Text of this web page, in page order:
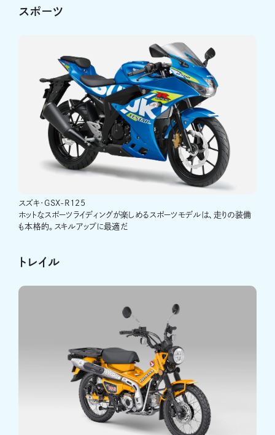
スポーツ
スズキ･GSX-R125
ホットなスポーツライディングが楽しめるスポーツモデルは、走りの装備
も本格的。スキルアップに最適だ
トレイル